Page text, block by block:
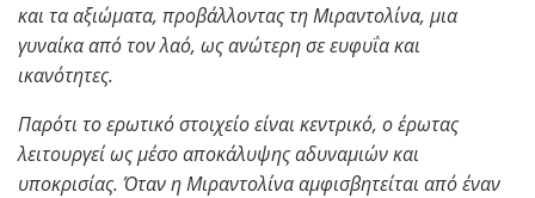
και τα αξιώματα, προβάλλοντας τη Μιραντολίνα, μια
γυναίκα από τον λαό, ως ανώτερη σε ευφυΐα και
ικανότητες.
Παρότι το ερωτικό στοιχείο είναι κεντρικό, ο έρωτας
λειτουργεί ως μέσο αποκάλυψης αδυναμιών και
υποκρισίας. Όταν η Μιραντολίνα αμφισβητείται από έναν